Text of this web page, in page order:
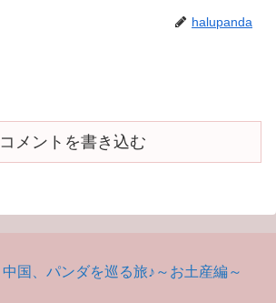
halupanda
コメントを書き込む
中国、パンダを巡る旅♪～お土産編～